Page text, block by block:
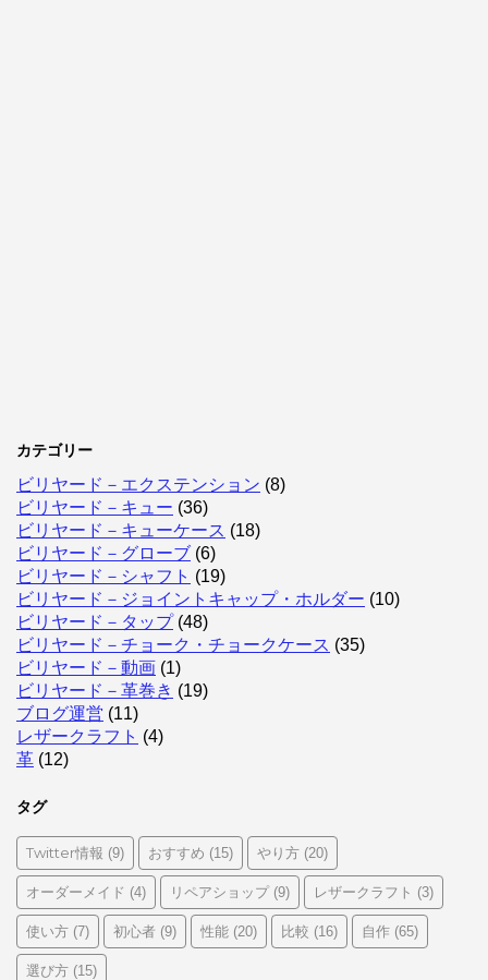
カテゴリー
ビリヤード－エクステンション (8)
ビリヤード－キュー (36)
ビリヤード－キューケース (18)
ビリヤード－グローブ (6)
ビリヤード－シャフト (19)
ビリヤード－ジョイントキャップ・ホルダー (10)
ビリヤード－タップ(48)
ビリヤード－チョーク・チョークケース (35)
ビリヤード－動画 (1)
ビリヤード－革巻き (19)
ブログ運営 (11)
レザークラフト (4)
革 (12)
タグ
Twitter情報 (9) おすすめ (15) やり方 (20)
オーダーメイド (4) リペアショップ(9) レザークラフト (3)
使い方 (7) 初心者 (9) 性能 (20) 比較 (16) 自作 (65)
選び方 (15)